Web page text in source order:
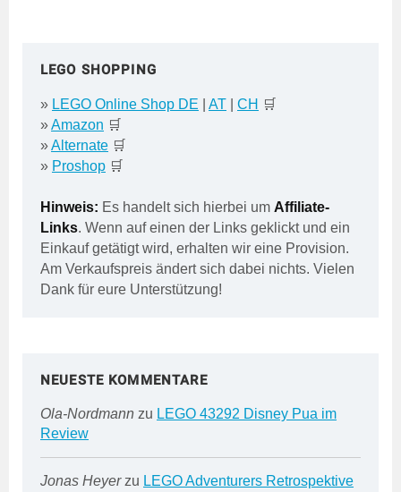
LEGO SHOPPING
» LEGO Online Shop DE AT CH 🛒
»Amazon 🛒
»Alternate 🛒
» Proshop 🛒
Hinweis: Es handelt sich hierbei um Affiliate-
Links. Wenn auf einen der Links geklickt und ein
Einkauf getätigt wird, erhalten wir eine Provision.
Am Verkaufspreis ändert sich dabei nichts. Vielen
Dank für eure Unterstützung!
NEUESTE KOMMENTARE
Ola-Nordmann zu LEGO 43292 Disney Pua im
Review
Jonas Heyerzu LEGO Adventurers Retrospektive